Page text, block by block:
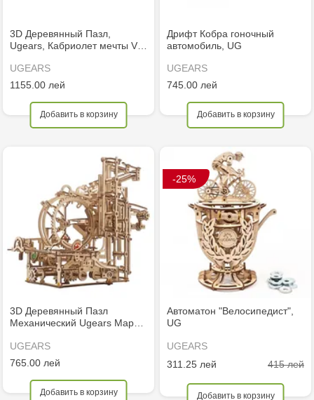
3D Деревянный Пазл,
Ugears, Кабриолет мечты V…
UGEARS
1155.00 лей
Добавить в корзину
Дрифт Кобра гоночный
автомобиль, UG
UGEARS
745.00 лей
Добавить в корзину
3D Деревянный Пазл
Механический Ugears Мар…
UGEARS
765.00 лей
Добавить в корзину
-25%
Автоматон "Велосипедист",
UG
UGEARS
311.25 лей
415 лей
Добавить в корзину